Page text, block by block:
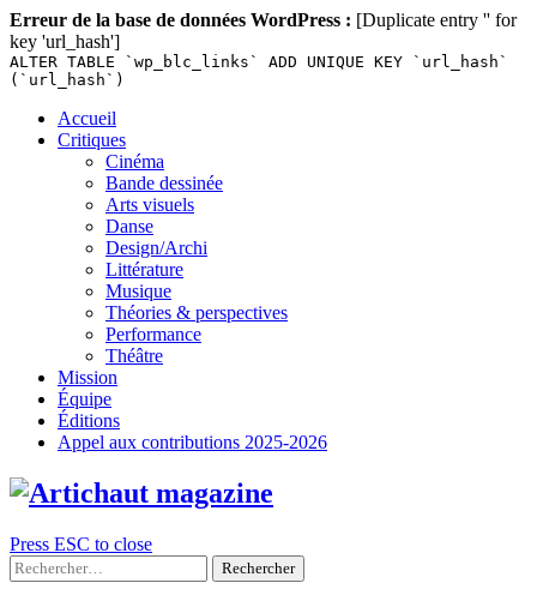
Erreur de la base de données WordPress : [Duplicate entry '' for
key 'url_hash']
ALTER TABLE `wp_blc_links` ADD UNIQUE KEY `url_hash`
(`url_hash`)
Skip
Accueil
Critiques
Cinéma
Bande dessinée
Arts visuels
Danse
Design/Archi
Littérature
Musique
Théories & perspectives
Performance
Théâtre
Mission
Équipe
Éditions
Appel aux contributions 2025-2026
Press ESC to close
Rechercher :